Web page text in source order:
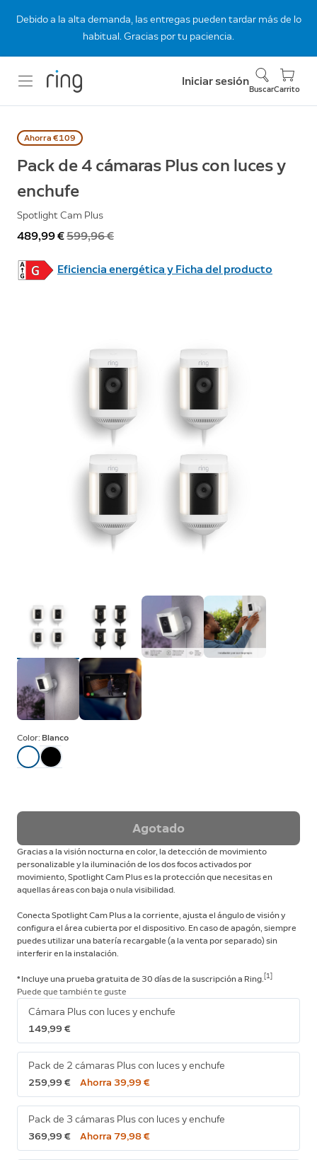
Debido a la alta demanda, las entregas pueden tardar más de lo
habitual. Gracias por tu paciencia.
Iniciar sesión
BuscarCarrito
Ahorra €109
Pack de 4 cámaras Plus con luces y
enchufe
Spotlight Cam Plus
Ahora
489,99 €Antes
599,96 €
Eficiencia energética y Ficha del producto
Color: Blanco
Agotado
Gracias a la visión nocturna en color, la detección de movimiento
personalizable y la iluminación de los dos focos activados por
movimiento, Spotlight Cam Plus es la protección que necesitas en
aquellas áreas con baja o nula visibilidad.
Conecta Spotlight Cam Plus a la corriente, ajusta el ángulo de visión y
configura el área cubierta por el dispositivo. En caso de apagón, siempre
puedes utilizar una batería recargable (a la venta por separado) sin
interferir en la instalación.
* Incluye una prueba gratuita de 30 días de la suscripción a Ring. [1]
Puede que también te guste
Cámara Plus con luces y enchufe
149,99 €
Pack de 2 cámaras Plus con luces y enchufe
259,99 €
Ahorra 39,99 €
Pack de 3 cámaras Plus con luces y enchufe
369,99 €
Ahorra 79,98 €